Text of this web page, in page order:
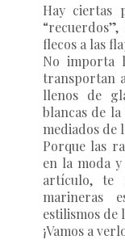
Hay ciertas
flecos a las
No importa
transportan
llenos de
blancas de
mediados de
Porque las
en la moda
artículo, te
marineras
estilismos de
¡Vamos a